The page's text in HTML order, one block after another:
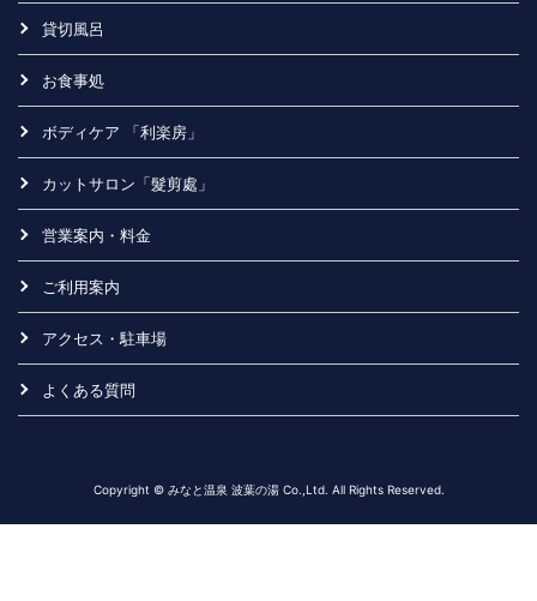
貸切風呂
お食事処
ボディケア 「利楽房」
カットサロン「髮剪處」
営業案内・料金
ご利用案内
アクセス・駐車場
よくある質問
Copyright © みなと温泉 波葉の湯 Co.,Ltd. All Rights Reserved.